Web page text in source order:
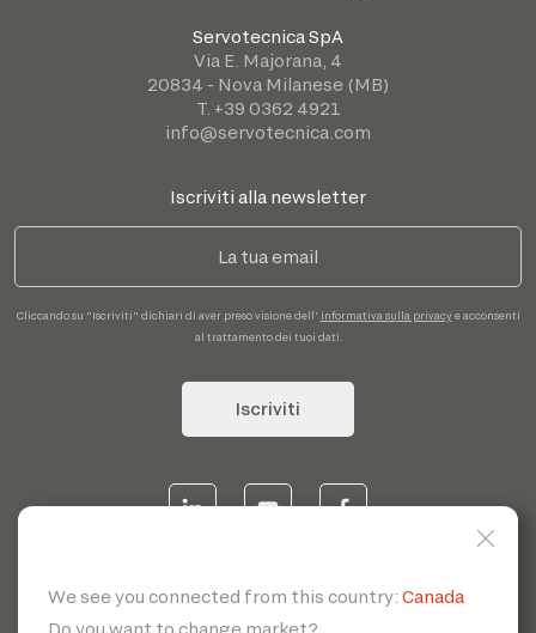
Servotecnica SpA
Via E. Majorana, 4
20834 - Nova Milanese (MB)
T. +39 0362 4921
info@servotecnica.com
Iscriviti alla newsletter
Cliccando su "Iscriviti" dichiari di aver preso visione dell' informativa sulla privacye acconsenti
al trattamento dei tuoi dati.
Iscriviti